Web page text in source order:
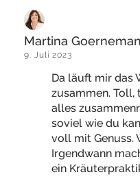
Martina
9. Juli 2023
Da läuft mir das
zusammen.
alles
soviel wie du
voll mit Genuss.
Irgendwann
ein